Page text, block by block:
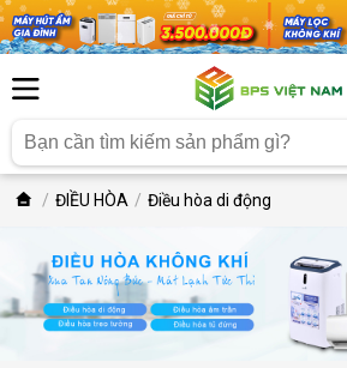
ĐIỀU HÒA Điều hòa di động